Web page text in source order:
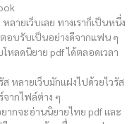
ายเว็บเลย ทางเราก็เป็นหนึ่ง
อบรับเป็นอย่างดีจากแฟน ๆ
หลดนิยาย pdf ได้ตลอดเวลา
หลายเว็บมักแฝงไปด้วยไวรัส
จากไฟล์ต่าง ๆ
ากจะอ่านนิยายไทย pdf และ